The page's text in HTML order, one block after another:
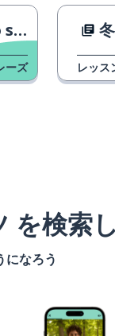
ーズ レッス
を検索
になろう